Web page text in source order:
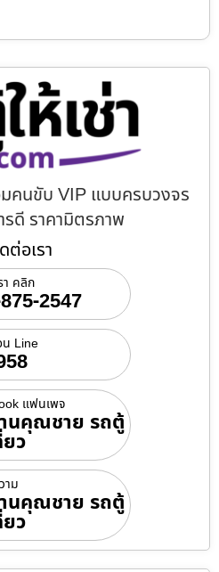
คนขับ VIP แบบครบวงจร
ดี ราคามิตรภาพ
ต่อเรา
า คลิก
2547
น Line
แฟนเพจ
นคุณชาย รถตู้
ว
าม
นคุณชาย รถตู้
ว